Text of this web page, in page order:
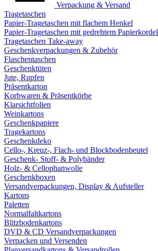
Verpackung & Versand
Tragetaschen
Papier-Tragetaschen mit flachem Henkel
Papier-Tragetaschen mit gedrehtem Papierkordel
Tragetaschen Take-away
Geschenkverpackungen & Zubehör
Flaschentaschen
Geschenktüten
Jute, Rupfen
Präsentkarton
Korbwaren & Präsentkörbe
Klarsichtfolien
Weinkartons
Geschenkpapiere
Tragekartons
Geschenkdeko
Cello-, Kreuz-, Flach- und Blockbodenbeutel
Geschenk- Stoff- & Polybänder
Holz- & Cellophanwolle
Geschenkboxen
Versandverpackungen, Display & Aufsteller
Kartons
Paletten
Normalfaltkartons
Blitzbodenkartons
DVD & CD Versandverpackungen
Verpacken und Versenden